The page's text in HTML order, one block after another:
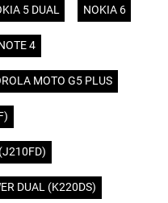
5 DUAL NOKIA 6
4
MOTO G5 PLUS
DUAL (K220DS)